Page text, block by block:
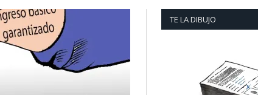
TE LA DIBUJO